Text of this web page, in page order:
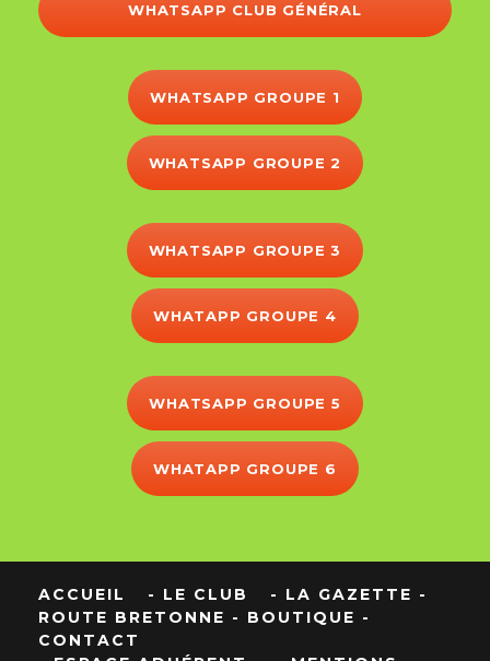
WHATSAPP CLUB GÉNÉRAL
WHATSAPP GROUPE 1
WHATSAPP GROUPE 2
WHATSAPP GROUPE 3
WHATAPP GROUPE 4
WHATSAPP GROUPE 5
WHATAPP GROUPE 6
ACCUEIL - LE CLUB - LA GAZETTE -
ROUTE BRETONNE - BOUTIQUE -
CONTACT